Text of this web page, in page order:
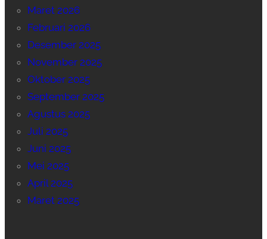
Maret 2026
Februari 2026
Desember 2025
November 2025
Oktober 2025
September 2025
Agustus 2025
Juli 2025
Juni 2025
Mei 2025
April 2025
Maret 2025